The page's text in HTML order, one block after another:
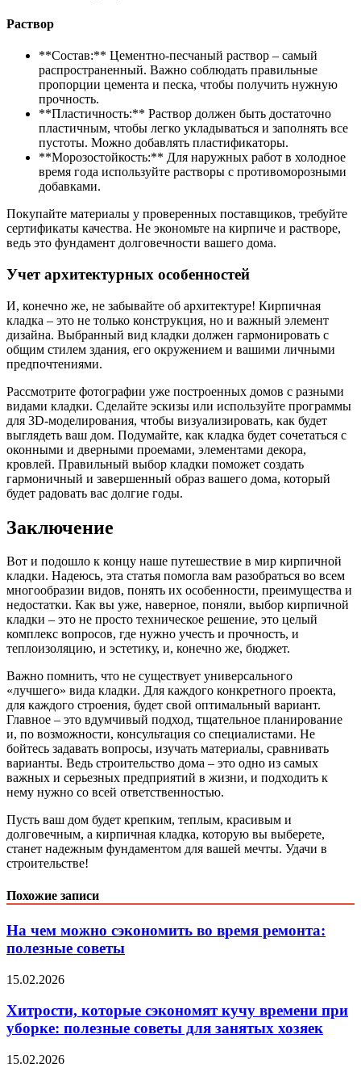
Раствор
**Состав:** Цементно-песчаный раствор – самый
распространенный. Важно соблюдать правильные
пропорции цемента и песка, чтобы получить нужную
прочность.
**Пластичность:** Раствор должен быть достаточно
пластичным, чтобы легко укладываться и заполнять все
пустоты. Можно добавлять пластификаторы.
**Морозостойкость:** Для наружных работ в холодное
время года используйте растворы с противоморозными
добавками.
Покупайте материалы у проверенных поставщиков, требуйте
сертификаты качества. Не экономьте на кирпиче и растворе,
ведь это фундамент долговечности вашего дома.
Учет архитектурных особенностей
И, конечно же, не забывайте об архитектуре! Кирпичная
кладка – это не только конструкция, но и важный элемент
дизайна. Выбранный вид кладки должен гармонировать с
общим стилем здания, его окружением и вашими личными
предпочтениями.
Рассмотрите фотографии уже построенных домов с разными
видами кладки. Сделайте эскизы или используйте программы
для 3D-моделирования, чтобы визуализировать, как будет
выглядеть ваш дом. Подумайте, как кладка будет сочетаться с
оконными и дверными проемами, элементами декора,
кровлей. Правильный выбор кладки поможет создать
гармоничный и завершенный образ вашего дома, который
будет радовать вас долгие годы.
Заключение
Вот и подошло к концу наше путешествие в мир кирпичной
кладки. Надеюсь, эта статья помогла вам разобраться во всем
многообразии видов, понять их особенности, преимущества и
недостатки. Как вы уже, наверное, поняли, выбор кирпичной
кладки – это не просто техническое решение, это целый
комплекс вопросов, где нужно учесть и прочность, и
теплоизоляцию, и эстетику, и, конечно же, бюджет.
Важно помнить, что не существует универсального
«лучшего» вида кладки. Для каждого конкретного проекта,
для каждого строения, будет свой оптимальный вариант.
Главное – это вдумчивый подход, тщательное планирование
и, по возможности, консультация со специалистами. Не
бойтесь задавать вопросы, изучать материалы, сравнивать
варианты. Ведь строительство дома – это одно из самых
важных и серьезных предприятий в жизни, и подходить к
нему нужно со всей ответственностью.
Пусть ваш дом будет крепким, теплым, красивым и
долговечным, а кирпичная кладка, которую вы выберете,
станет надежным фундаментом для вашей мечты. Удачи в
строительстве!
Похожие записи
На чем можно сэкономить во время ремонта:
полезные советы
15.02.2026
Хитрости, которые сэкономят кучу времени при
уборке: полезные советы для занятых хозяек
15.02.2026